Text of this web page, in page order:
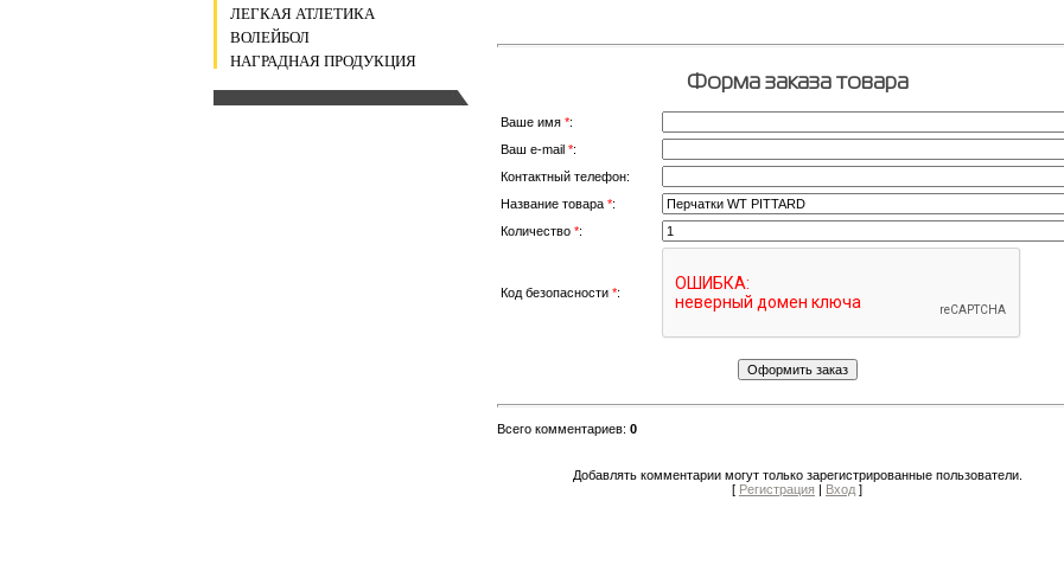
ЛЕГКАЯ АТЛЕТИКА
ВОЛЕЙБОЛ
НАГРАДНАЯ ПРОДУКЦИЯ
Форма заказа товара
Ваше имя *:
Ваш e-mail *:
Контактный телефон:
Название товара *:
Количество *:
Код безопасности *:
Всего комментариев: 0
Добавлять комментарии могут только зарегистрированные пользователи.
[ Регистрация | Вход ]